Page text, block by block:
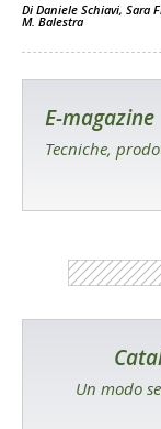
Di Daniele Schiavi, Sara
M. Balestra
E-magazine
Tecniche,
Un modo